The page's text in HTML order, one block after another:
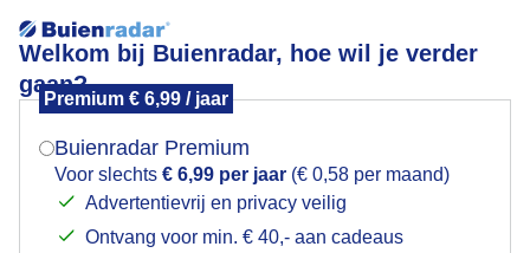
Welkom bij Buienradar, hoe wil je verder
gaan?
Premium € 6,99 / jaar
Buienradar Premium
Voor slechts € 6,99 per jaar (€ 0,58 per maand)
Advertentievrij en privacy veilig
Ontvang voor min. € 40,- aan cadeaus
Zomerdrukte op de camping
Mogen we je locatie gebruiken voor het
Indien je hier nog geen akkoord op hebt gegeven,